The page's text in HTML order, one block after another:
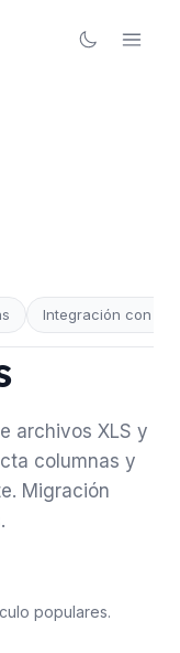
Integración con
archivos XLS y
columnas y
Migración
populares.